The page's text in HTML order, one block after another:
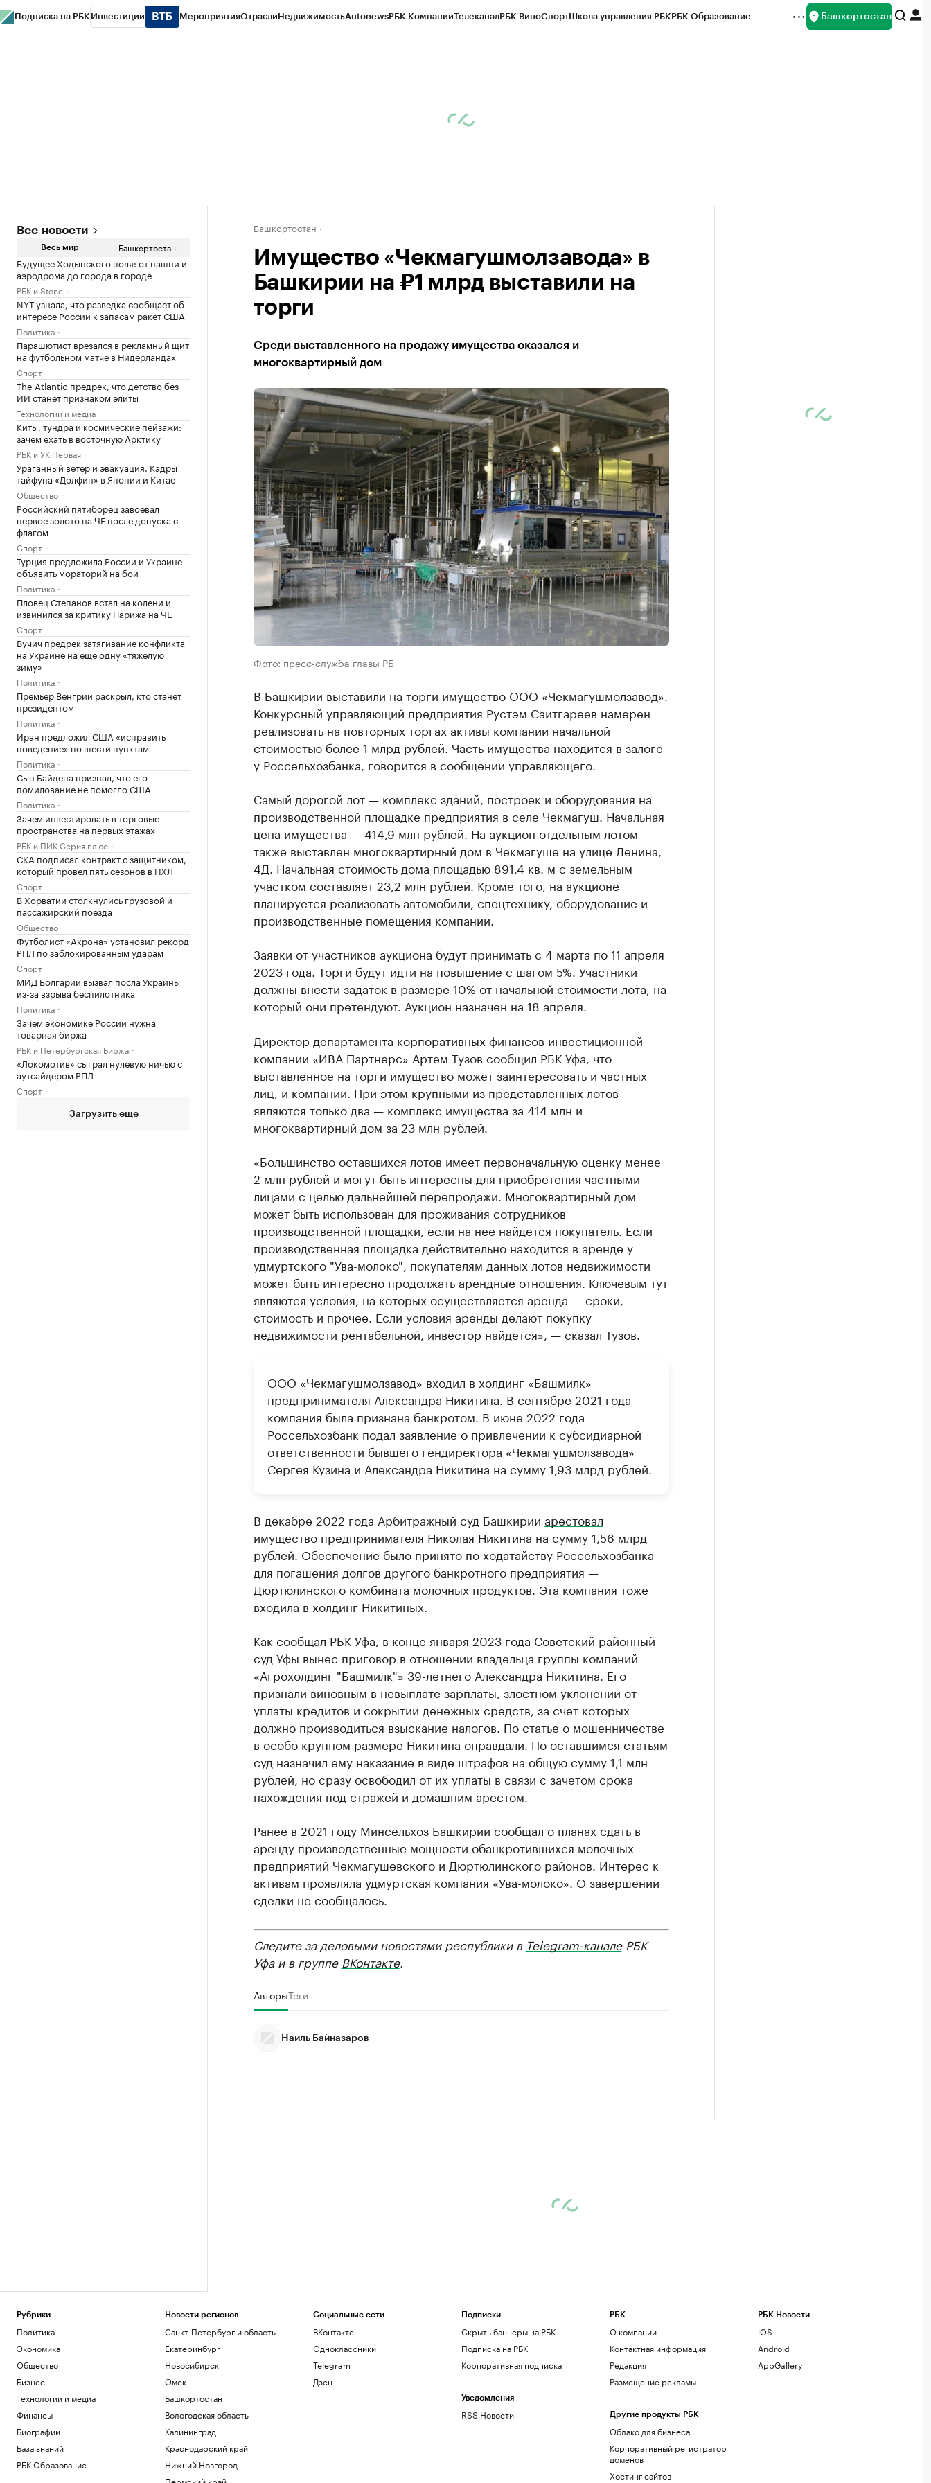
Подписка на РБК Инвестиции МероприятияОтраслиНедвижимостьAutonewsРБК КомпанииТелеканалРБК ВиноСпортШкола управления РБКРБК Образование Башкортостан
Все новости
Весь мир Башкортостан
Будущее Ходынского поля: от пашни и
аэродрома до города в городе
РБК и Stone
NYT узнала, что разведка сообщает об
интересе России к запасам ракет США
Политика
Парашютист врезался в рекламный щит
на футбольном матче в Нидерландах
Спорт
The Atlantic предрек, что детство без
ИИ станет признаком элиты
Технологии и медиа
Киты, тундра и космические пейзажи:
зачем ехать в восточную Арктику
РБК и УК Первая
Ураганный ветер и эвакуация. Кадры
тайфуна «Долфин» в Японии и Китае
Общество
Российский пятиборец завоевал
первое золото на ЧЕ после допуска с
флагом
Спорт
Турция предложила России и Украине
объявить мораторий на бои
Политика
Пловец Степанов встал на колени и
извинился за критику Парижа на ЧЕ
Спорт
Вучич предрек затягивание конфликта
на Украине на еще одну «тяжелую
зиму»
Политика
Премьер Венгрии раскрыл, кто станет
президентом
Политика
Иран предложил США «исправить
поведение» по шести пунктам
Политика
Сын Байдена признал, что его
помилование не помогло США
Политика
Зачем инвестировать в торговые
пространства на первых этажах
РБК и ПИК Серия плюс
СКА подписал контракт с защитником,
который провел пять сезонов в НХЛ
Спорт
В Хорватии столкнулись грузовой и
пассажирский поезда
Общество
Футболист «Акрона» установил рекорд
РПЛ по заблокированным ударам
Спорт
МИД Болгарии вызвал посла Украины
из-за взрыва беспилотника
Политика
Зачем экономике России нужна
товарная биржа
РБК и Петербургская Биржа
«Локомотив» сыграл нулевую ничью с
аутсайдером РПЛ
Спорт
Загрузить еще
Башкортостан
Имущество «Чекмагушмолзавода» в
Башкирии на ₽1 млрд выставили на
торги
Среди выставленного на продажу имущества оказался и
многоквартирный дом
Фото: пресс-служба главы РБ
В Башкирии выставили на торги имущество ООО «Чекмагушмолзавод».
Конкурсный управляющий предприятия Рустэм Саитгареев намерен
реализовать на повторных торгах активы компании начальной
стоимостью более 1 млрд рублей. Часть имущества находится в залоге
у Россельхозбанка, говорится в сообщении управляющего.
Самый дорогой лот — комплекс зданий, построек и оборудования на
производственной площадке предприятия в селе Чекмагуш. Начальная
цена имущества — 414,9 млн рублей. На аукцион отдельным лотом
также выставлен многоквартирный дом в Чекмагуше на улице Ленина,
4Д. Начальная стоимость дома площадью 891,4 кв. м с земельным
участком составляет 23,2 млн рублей. Кроме того, на аукционе
планируется реализовать автомобили, спецтехнику, оборудование и
производственные помещения компании.
Заявки от участников аукциона будут принимать с 4 марта по 11 апреля
2023 года. Торги будут идти на повышение с шагом 5%. Участники
должны внести задаток в размере 10% от начальной стоимости лота, на
который они претендуют. Аукцион назначен на 18 апреля.
Директор департамента корпоративных финансов инвестиционной
компании «ИВА Партнерс» Артем Тузов сообщил РБК Уфа, что
выставленное на торги имущество может заинтересовать и частных
лиц, и компании. При этом крупными из представленных лотов
являются только два — комплекс имущества за 414 млн и
многоквартирный дом за 23 млн рублей.
«Большинство оставшихся лотов имеет первоначальную оценку менее
2 млн рублей и могут быть интересны для приобретения частными
лицами с целью дальнейшей перепродажи. Многоквартирный дом
может быть использован для проживания сотрудников
производственной площадки, если на нее найдется покупатель. Если
производственная площадка действительно находится в аренде у
удмуртского "Ува-молоко", покупателям данных лотов недвижимости
может быть интересно продолжать арендные отношения. Ключевым тут
являются условия, на которых осуществляется аренда — сроки,
стоимость и прочее. Если условия аренды делают покупку
недвижимости рентабельной, инвестор найдется», — сказал Тузов.
ООО «Чекмагушмолзавод» входил в холдинг «Башмилк»
предпринимателя Александра Никитина. В сентябре 2021 года
компания была признана банкротом. В июне 2022 года
Россельхозбанк подал заявление о привлечении к субсидиарной
ответственности бывшего гендиректора «Чекмагушмолзавода»
Сергея Кузина и Александра Никитина на сумму 1,93 млрд рублей.
В декабре 2022 года Арбитражный суд Башкирии арестовал
имущество предпринимателя Николая Никитина на сумму 1,56 млрд
рублей. Обеспечение было принято по ходатайству Россельхозбанка
для погашения долгов другого банкротного предприятия —
Дюртюлинского комбината молочных продуктов. Эта компания тоже
входила в холдинг Никитиных.
Как сообщал РБК Уфа, в конце января 2023 года Советский районный
суд Уфы вынес приговор в отношении владельца группы компаний
«Агрохолдинг "Башмилк"» 39-летнего Александра Никитина. Его
признали виновным в невыплате зарплаты, злостном уклонении от
уплаты кредитов и сокрытии денежных средств, за счет которых
должно производиться взыскание налогов. По статье о мошенничестве
в особо крупном размере Никитина оправдали. По оставшимся статьям
суд назначил ему наказание в виде штрафов на общую сумму 1,1 млн
рублей, но сразу освободил от их уплаты в связи с зачетом срока
нахождения под стражей и домашним арестом.
Ранее в 2021 году Минсельхоз Башкирии сообщал о планах сдать в
аренду производственные мощности обанкротившихся молочных
предприятий Чекмагушевского и Дюртюлинского районов. Интерес к
активам проявляла удмуртская компания «Ува-молоко». О завершении
сделки не сообщалось.
Следите за деловыми новостями республики в Telegram-каналеРБК
Уфа и в группе ВКонтакте.
АвторыТеги
Наиль Байназаров
Рубрики
Политика
Экономика
Общество
Бизнес
Технологии и медиа
Финансы
Биографии
База знаний
РБК Образование
Новости регионов
Санкт-Петербург и область
Екатеринбург
Новосибирск
Омск
Башкортостан
Вологодская область
Калининград
Краснодарский край
Нижний Новгород
Социальные сети
ВКонтакте
Одноклассники
Telegram
Дзен
Подписки
Скрыть баннеры на РБК
Подписка на РБК
Корпоративная подписка
Уведомления
RSS Новости
РБК
О компании
Контактная информация
Редакция
Размещение рекламы
Другие продукты РБК
Облако для бизнеса
Корпоративный регистратор
доменов
Хостинг сайтов
РБК Новости
iOS
Android
AppGallery